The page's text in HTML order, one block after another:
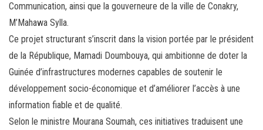
Communication, ainsi que la gouverneure de la ville de Conakry,
M’Mahawa Sylla.
Ce projet structurant s’inscrit dans la vision portée par le président
de la République, Mamadi Doumbouya, qui ambitionne de doter la
Guinée d’infrastructures modernes capables de soutenir le
développement socio-économique et d’améliorer l’accès à une
information fiable et de qualité.
Selon le ministre Mourana Soumah, ces initiatives traduisent une